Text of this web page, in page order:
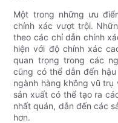
Một trong những ưu
chính xác vượt trội.
theo các chỉ dẫn chính
hiện với độ chính xác
quan trọng trong các
cũng có thể dẫn đến
ngành hàng không vũ trụ
sản xuất có thể tạo ra
nhất quán, dẫn đến các
hơn.